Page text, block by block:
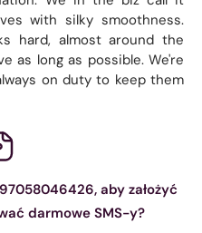
with silky smoothness.
hard, almost around the
as long as possible. We're
on duty to keep them
aby założyć
darmowe SMS-y?